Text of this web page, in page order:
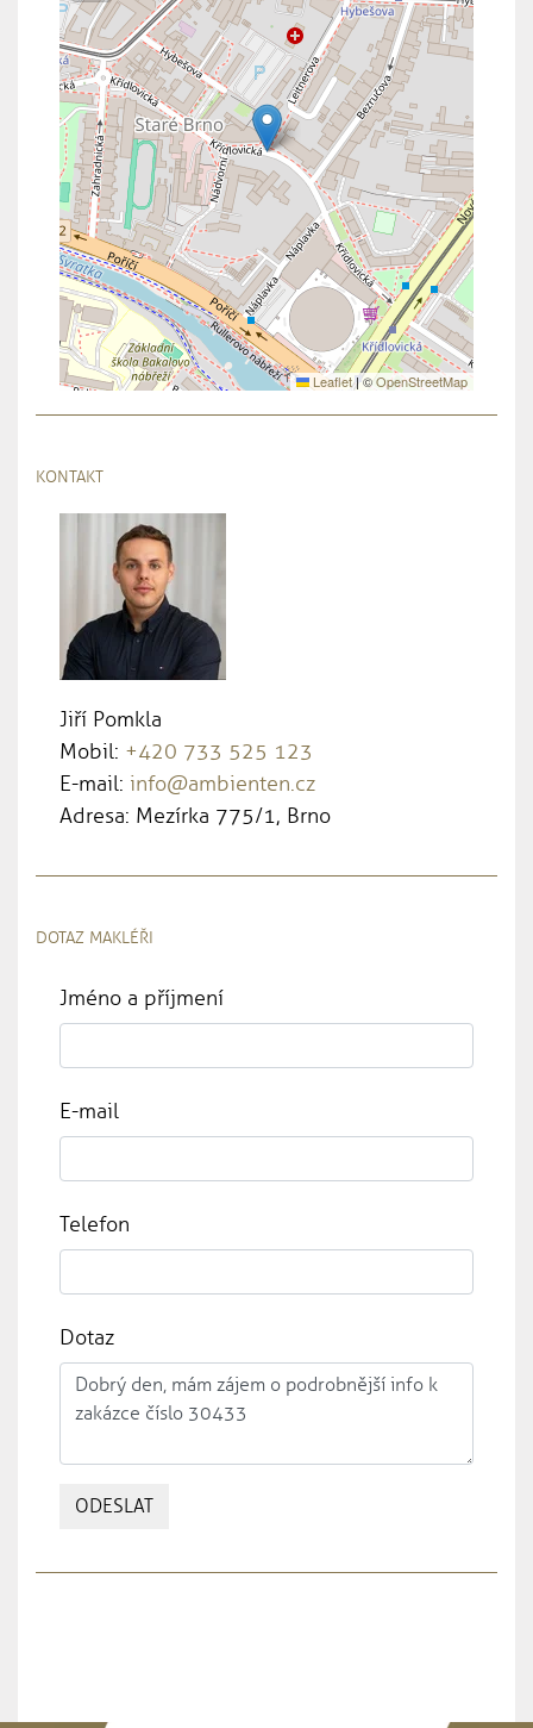
Leaflet|©OpenStreetMap
KONTAKT
Jiří Pomkla
Mobil: +420 733 525 123
E-mail: info@ambienten.cz
Adresa: Mezírka 775/1, Brno
DOTAZ MAKLÉŘI
Jméno a příjmení
E-mail
Telefon
Dotaz
ODESLAT